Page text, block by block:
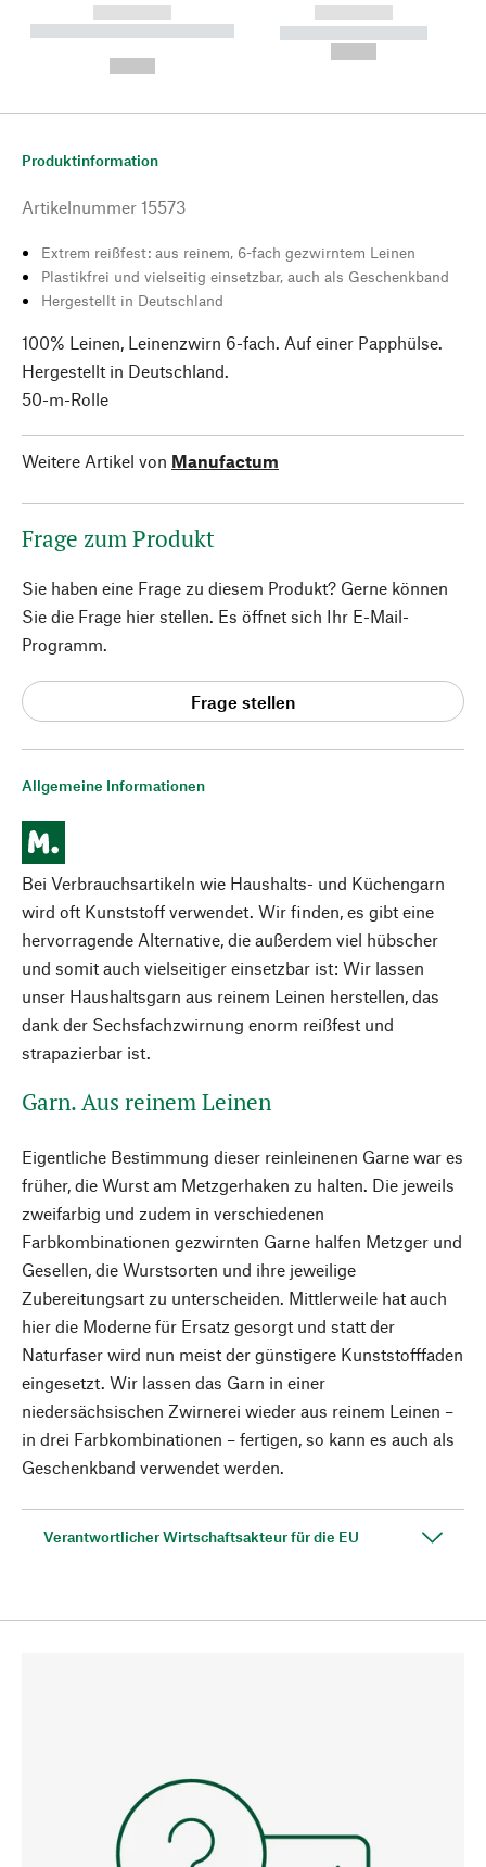
------------
----------- ----------- --------
------------
----------- -----------
Allgemeine Informationen
Bei Verbrauchsartikeln wie Haushalts- und Küchengarn
wird oft Kunststoff verwendet. Wir finden, es gibt eine
hervorragende Alternative, die außerdem viel hübscher
und somit auch vielseitiger einsetzbar ist: Wir lassen
unser Haushaltsgarn aus reinem Leinen herstellen, das
dank der Sechsfachzwirnung enorm reißfest und
strapazierbar ist.
Garn. Aus reinem Leinen
Eigentliche Bestimmung dieser reinleinenen Garne war es
früher, die Wurst am Metzgerhaken zu halten. Die jeweils
zweifarbig und zudem in verschiedenen
Farbkombinationen gezwirnten Garne halfen Metzger und
Gesellen, die Wurstsorten und ihre jeweilige
Zubereitungsart zu unterscheiden. Mittlerweile hat auch
hier die Moderne für Ersatz gesorgt und statt der
Naturfaser wird nun meist der günstigere Kunststofffaden
eingesetzt. Wir lassen das Garn in einer
niedersächsischen Zwirnerei wieder aus reinem Leinen –
in drei Farbkombinationen – fertigen, so kann es auch als
Geschenkband verwendet werden.
Verantwortlicher Wirtschaftsakteur für die EU
Produktinformation
Artikelnummer 15573
Extrem reißfest: aus reinem, 6-fach gezwirntem Leinen
Plastikfrei und vielseitig einsetzbar, auch als Geschenkband
Hergestellt in Deutschland
100% Leinen, Leinenzwirn 6-fach. Auf einer Papphülse.
Hergestellt in Deutschland.
50-m-Rolle
Weitere Artikel von Manufactum
Frage zum Produkt
Sie haben eine Frage zu diesem Produkt? Gerne können
Sie die Frage hier stellen. Es öffnet sich Ihr E-Mail-
Programm.
Frage stellen